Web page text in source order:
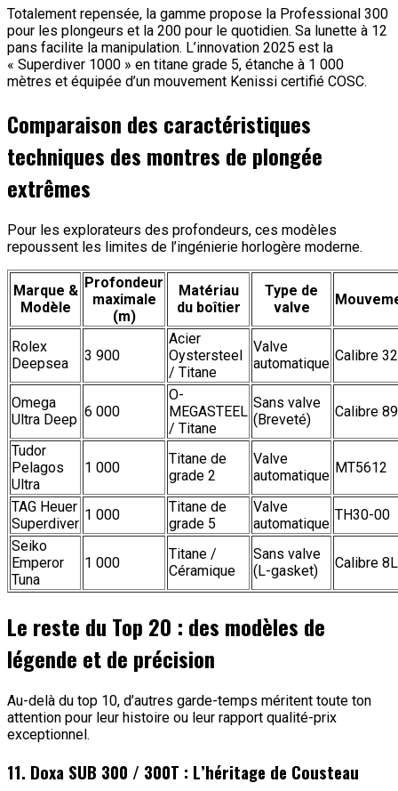
Totalement repensée, la gamme propose la Professional 300
pour les plongeurs et la 200 pour le quotidien. Sa lunette à 12
pans facilite la manipulation. L’innovation 2025 est la
« Superdiver 1000 » en titane grade 5, étanche à 1 000
mètres et équipée d’un mouvement Kenissi certifié COSC.
Comparaison des caractéristiques
techniques des montres de plongée
extrêmes
Pour les explorateurs des profondeurs, ces modèles
repoussent les limites de l’ingénierie horlogère moderne.
Marque &
Modèle
Profondeur
maximale
(m)
Matériau
du boîtier
Type de
valve
Rolex
Deepsea
3 900
Acier
Oystersteel
/ Titane
Valve
automatique Calibre
Omega
Ultra Deep 6 000
O-
MEGASTEEL
/ Titane
Sans valve
(Breveté)
Calibre
Tudor
Pelagos
Ultra
1 000
Titane de
grade 2
Valve
automatique MT5612
TAG Heuer
Superdiver
1 000
Titane de
grade 5
Valve
automatique
TH30-00
Seiko
Emperor
Tuna
1 000
Titane /
Céramique
Sans valve
(L-gasket)
Calibre
Le reste du Top 20 : des modèles de
légende et de précision
Au-delà du top 10, d’autres garde-temps méritent toute ton
attention pour leur histoire ou leur rapport qualité-prix
exceptionnel.
11. Doxa SUB 300 / 300T : L’héritage de Cousteau